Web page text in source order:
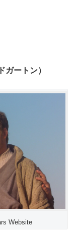
ガートン）
Website